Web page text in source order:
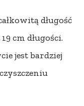
długość
cm długości.
jest bardziej